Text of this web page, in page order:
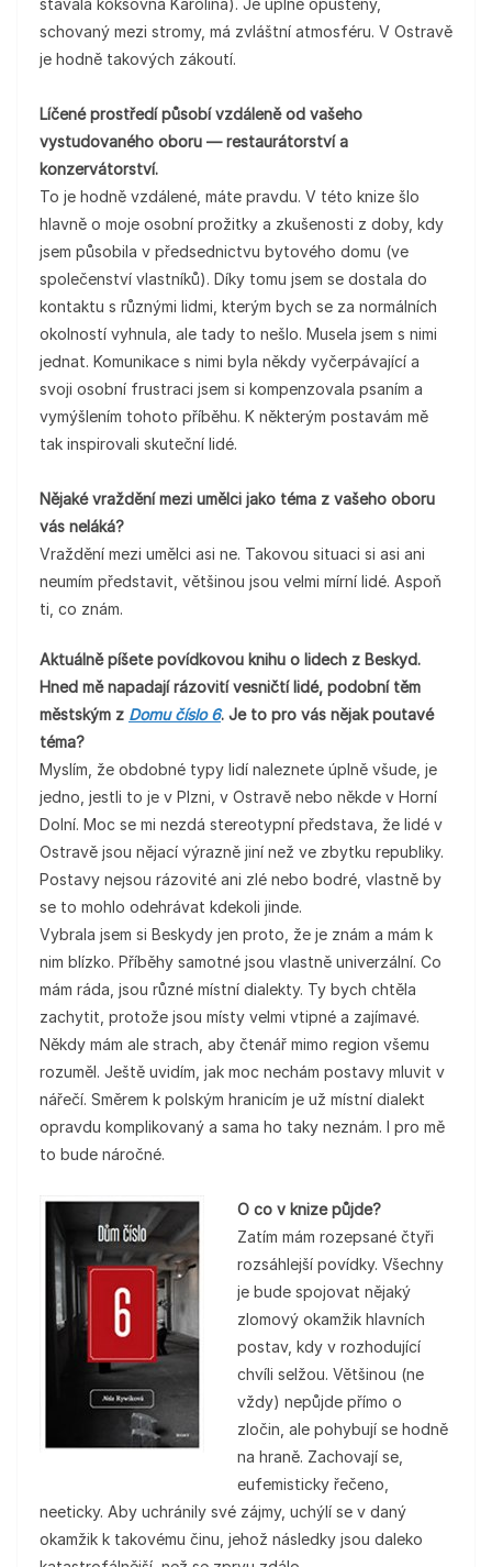
stávala koksovna Karolina). Je úplně opuštěný,
schovaný mezi stromy, má zvláštní atmosféru. V Ostravě
je hodně takových zákoutí.
Líčené prostředí působí vzdáleně od vašeho
vystudovaného oboru — restaurátorství a
konzervátorství.
To je hodně vzdálené, máte pravdu. V této knize šlo
hlavně o moje osobní prožitky a zkušenosti z doby, kdy
jsem působila v předsednictvu bytového domu (ve
společenství vlastníků). Díky tomu jsem se dostala do
kontaktu s různými lidmi, kterým bych se za normálních
okolností vyhnula, ale tady to nešlo. Musela jsem s nimi
jednat. Komunikace s nimi byla někdy vyčerpávající a
svoji osobní frustraci jsem si kompenzovala psaním a
vymýšlením tohoto příběhu. K některým postavám mě
tak inspirovali skuteční lidé.
Nějaké vraždění mezi umělci jako téma z vašeho oboru
vás neláká?
Vraždění mezi umělci asi ne. Takovou situaci si asi ani
neumím představit, většinou jsou velmi mírní lidé. Aspoň
ti, co znám.
Aktuálně píšete povídkovou knihu o lidech z Beskyd.
Hned mě napadají rázovití vesničtí lidé, podobní těm
městským z Domu číslo 6. Je to pro vás nějak poutavé
téma?
Myslím, že obdobné typy lidí naleznete úplně všude, je
jedno, jestli to je v Plzni, v Ostravě nebo někde v Horní
Dolní. Moc se mi nezdá stereotypní představa, že lidé v
Ostravě jsou nějací výrazně jiní než ve zbytku republiky.
Postavy nejsou rázovité ani zlé nebo bodré, vlastně by
se to mohlo odehrávat kdekoli jinde.
Vybrala jsem si Beskydy jen proto, že je znám a mám k
nim blízko. Příběhy samotné jsou vlastně univerzální. Co
mám ráda, jsou různé místní dialekty. Ty bych chtěla
zachytit, protože jsou místy velmi vtipné a zajímavé.
Někdy mám ale strach, aby čtenář mimo region všemu
rozuměl. Ještě uvidím, jak moc nechám postavy mluvit v
nářečí. Směrem k polským hranicím je už místní dialekt
opravdu komplikovaný a sama ho taky neznám. I pro mě
to bude náročné.
O co v knize půjde?
Zatím mám rozepsané čtyři
rozsáhlejší povídky. Všechny
je bude spojovat nějaký
zlomový okamžik hlavních
postav, kdy v rozhodující
chvíli selžou. Většinou (ne
vždy) nepůjde přímo o
zločin, ale pohybují se hodně
na hraně. Zachovají se,
eufemisticky řečeno,
neeticky. Aby uchránily své zájmy, uchýlí se v daný
okamžik k takovému činu, jehož následky jsou daleko